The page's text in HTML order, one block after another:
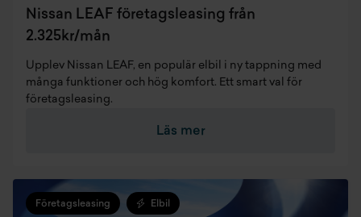
Nissan LEAF företagsleasing från
2.325kr/mån
Upplev Nissan LEAF, en populär elbil i ny tappning med
många funktioner och hög komfort. Ett smart val för
företagsleasing.
Läs mer
Företagsleasing Elbil